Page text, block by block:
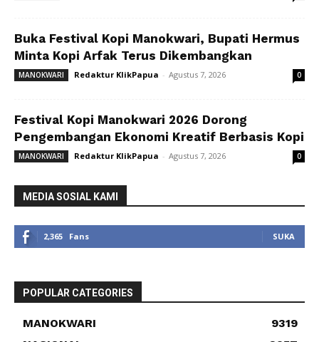
Buka Festival Kopi Manokwari, Bupati Hermus
Minta Kopi Arfak Terus Dikembangkan
MANOKWARI Redaktur KlikPapua - Agustus 7, 2026 0
Festival Kopi Manokwari 2026 Dorong
Pengembangan Ekonomi Kreatif Berbasis Kopi
MANOKWARI Redaktur KlikPapua - Agustus 7, 2026 0
MEDIA SOSIAL KAMI
2,365 Fans SUKA
POPULAR CATEGORIES
MANOKWARI
9319